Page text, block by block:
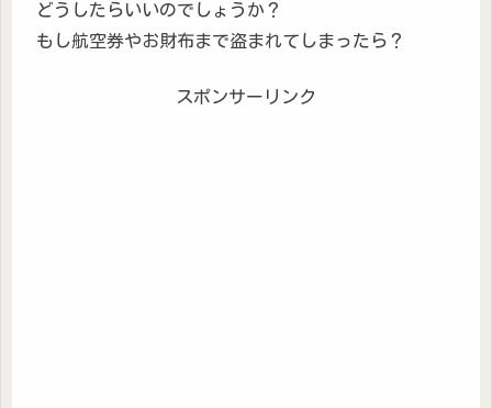
どうしたらいいのでしょうか？
もし航空券やお財布まで盗まれてしまったら？
スポンサーリンク